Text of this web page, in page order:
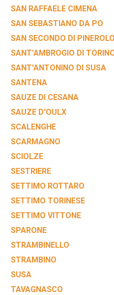
SAN RAFFAELE CIMENA
SAN SEBASTIANO DA PO
SAN SECONDO DI PINEROLO
SANT'AMBROGIO DI
SANT'ANTONINO DI SUSA
SANTENA
SAUZE DI CESANA
SAUZE D'OULX
SCALENGHE
SCARMAGNO
SCIOLZE
SESTRIERE
SETTIMO ROTTARO
SETTIMO TORINESE
SETTIMO VITTONE
SPARONE
STRAMBINELLO
STRAMBINO
SUSA
TAVAGNASCO